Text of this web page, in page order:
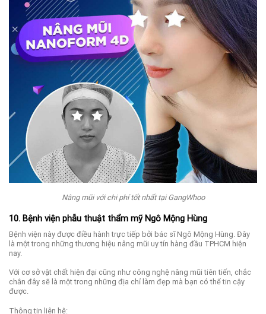
Nâng mũi với chi phí tốt nhất tại GangWhoo
10. Bệnh viện phẫu thuật thẩm mỹ Ngô Mộng Hùng
Bệnh viện này được điều hành trực tiếp bởi bác sĩ Ngô Mộng Hùng. Đây
là một trong những thương hiệu nâng mũi uy tín hàng đầu TPHCM hiện
nay.
Với cơ sở vật chất hiện đại cũng như công nghệ nâng mũi tiên tiến, chắc
chắn đây sẽ là một trong những địa chỉ làm đẹp mà bạn có thể tin cậy
được.
Thông tin liên hệ: